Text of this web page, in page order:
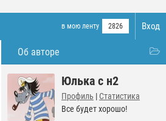
Вход
в мою ленту 2826
Об авторе
Юлька с н2
Профиль | Статистика
Все будет хорошо!